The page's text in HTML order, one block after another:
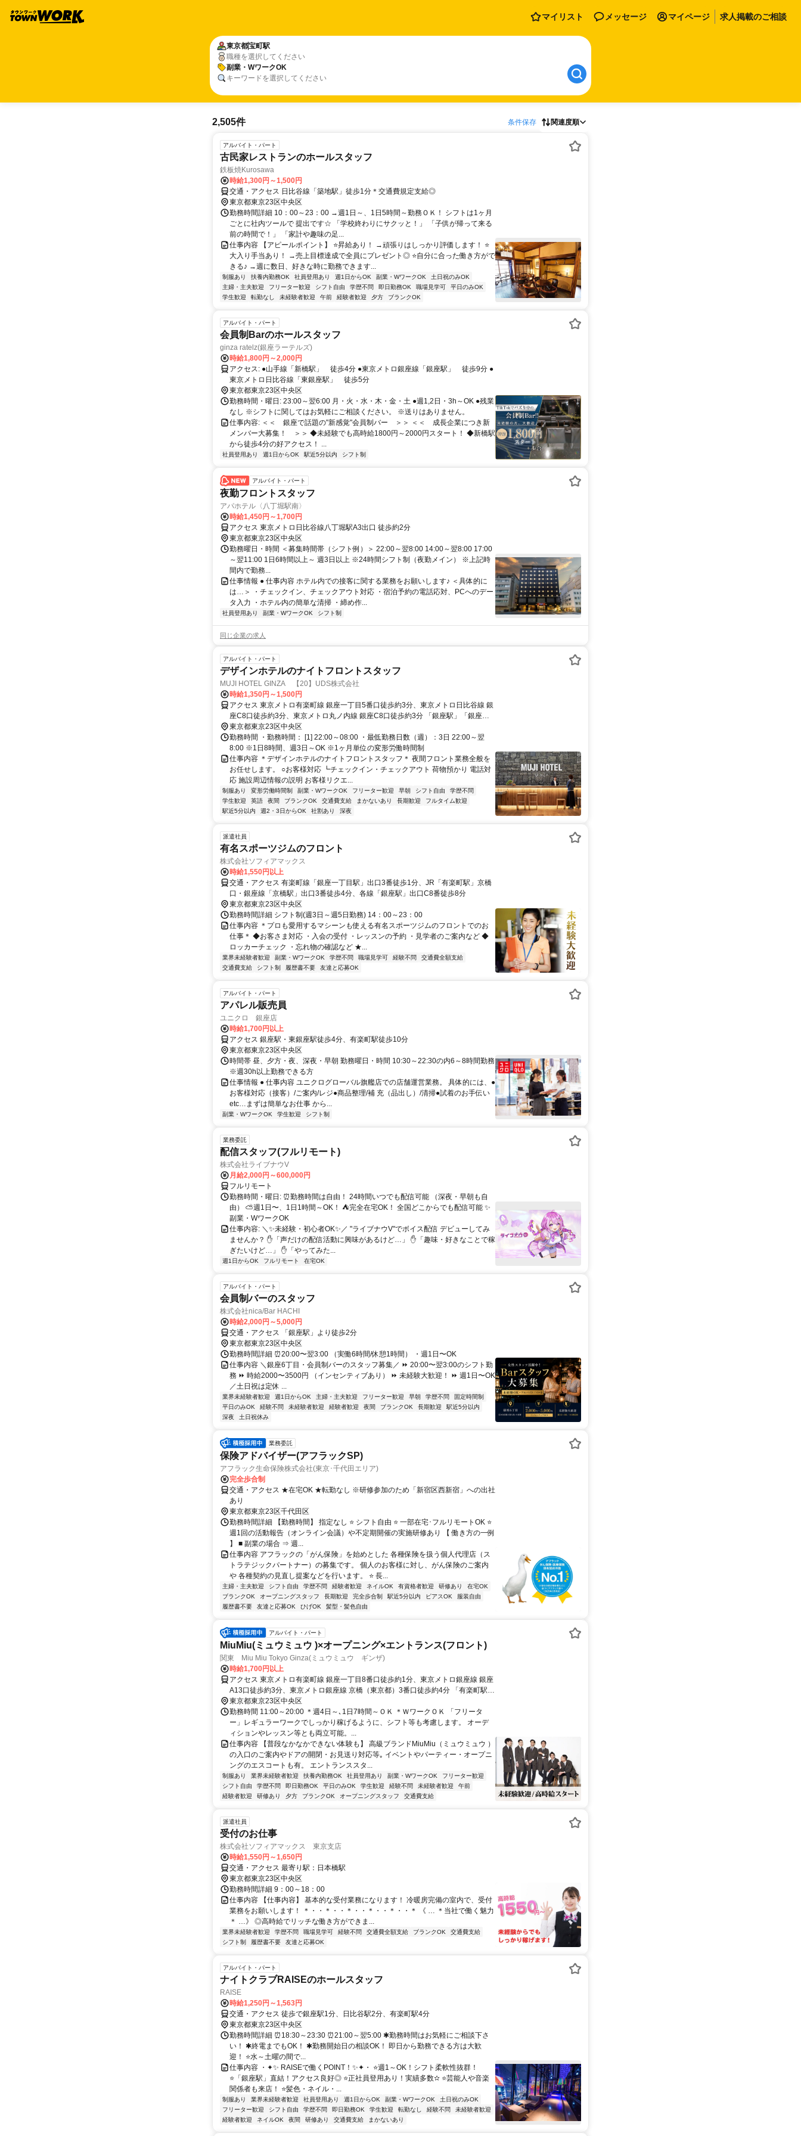
マイリスト メッセージ マイページ 求人掲載のご相談
東京都宝町駅
職種を選択してください
副業・WワークOK
キーワードを選択してください
2,505件 条件保存 関連度順
アルバイト・パート
古民家レストランのホールスタッフ
鉄板焼Kurosawa
時給1,300円～1,500円
交通・アクセス 日比谷線「築地駅」徒歩1分＊交通費規定支給◎
東京都東京23区中央区
勤務時間詳細 10：00～23：00 →週1日～、1日5時間～勤務ＯＫ！ シフトは1ヶ月
ごとに社内ツールで 提出です☆ 「学校終わりにサクッと！」 「子供が帰って来る
前の時間で！」 「家計や趣味の足...
仕事内容 【アピールポイント】 ⭐昇給あり！ →頑張りはしっかり評価します！ ⭐
大入り手当あり！ →売上目標達成で全員にプレゼント◎ ⭐自分に合った働き方がで
きる♪ →週に数日、好きな時に勤務できます...
制服あり 扶養内勤務OK 社員登用あり 週1日からOK 副業・WワークOK
土日祝のみOK
主婦・主夫歓迎
フリーター歓迎 シフト自由 学歴不問 即日勤務OK 職場見学可
平日のみOK
学生歓迎
転勤なし 未経験者歓迎 午前 経験者歓迎 夕方 ブランクOK
アルバイト・パート
会員制Barのホールスタッフ
ginza ratelz(銀座ラーテルズ)
時給1,800円～2,000円
アクセス: ●山手線「新橋駅」 徒歩4分 ●東京メトロ銀座線「銀座駅」 徒歩9分 ●
東京メトロ日比谷線「東銀座駅」 徒歩5分
東京都東京23区中央区
勤務時間・曜日: 23:00～翌6:00 月・火・水・木・金・土 ●週1,2日・3h～OK ●残業
なし ※シフトに関してはお気軽にご相談ください。 ※送りはありません。
仕事内容: ＜＜ 銀座で話題の"新感覚"会員制バー ＞＞ ＜＜ 成長企業につき新
メンバー大募集！ ＞＞ ◆未経験でも高時給1800円～2000円スタート！ ◆新橋駅
から徒歩4分の好アクセス！ ...
社員登用あり 週1日からOK 駅近5分以内 シフト制
アルバイト・パート
夜勤フロントスタッフ
アパホテル〈八丁堀駅南〉
時給1,450円～1,700円
アクセス 東京メトロ日比谷線八丁堀駅A3出口 徒歩約2分
東京都東京23区中央区
勤務曜日・時間 ＜募集時間帯（シフト例）＞ 22:00～翌8:00 14:00～翌8:00 17:00
～翌11:00 1日6時間以上～ 週3日以上 ※24時間シフト制（夜勤メイン） ※上記時
間内で勤務...
仕事情報 ● 仕事内容 ホテル内での接客に関する業務をお願いします♪ ＜具体的に
は…＞ ・チェックイン、チェックアウト対応 ・宿泊予約の電話応対、PCへのデー
タ入力 ・ホテル内の簡単な清掃 ・締め作...
社員登用あり 副業・WワークOK シフト制
同じ企業の求人
アルバイト・パート
デザインホテルのナイトフロントスタッフ
MUJI HOTEL GINZA 【20】UDS株式会社
時給1,350円～1,500円
アクセス 東京メトロ有楽町線 銀座一丁目5番口徒歩約3分、東京メトロ日比谷線 銀
座C8口徒歩約3分、東京メトロ丸ノ内線 銀座C8口徒歩約3分 「銀座駅」「銀座一
丁目駅」より徒歩3分
東京都東京23区中央区
勤務時間 ・勤務時間： [1] 22:00～08:00 ・最低勤務日数（週）：3日 22:00～翌
8:00 ※1日8時間、週3日～OK ※1ヶ月単位の変形労働時間制
仕事内容 ＊デザインホテルのナイトフロントスタッフ＊ 夜間フロント業務全般を
お任せします。 ○お客様対応 ┗チェックイン・チェックアウト 荷物預かり 電話対
応 施設周辺情報の説明 お客様リクエ...
制服あり 変形労働時間制 副業・WワークOK フリーター歓迎 早朝 シフト自由
学歴不問
学生歓迎
英語 夜間 ブランクOK 交通費支給 まかないあり 長期歓迎
フルタイム歓迎
駅近5分以内
週2・3日からOK 社割あり 深夜
派遣社員
有名スポーツジムのフロント
株式会社ソフィアマックス
時給1,550円以上
交通・アクセス 有楽町線「銀座一丁目駅」出口3番徒歩1分、JR「有楽町駅」京橋
口・銀座線「京橋駅」出口3番徒歩4分、各線「銀座駅」出口C8番徒歩8分
東京都東京23区中央区
勤務時間詳細 シフト制(週3日～週5日勤務) 14：00～23：00
仕事内容 ＊プロも愛用するマシーンも使える有名スポーツジムのフロントでのお
仕事＊ ◆お客さま対応 ・入会の受付 ・レッスンの予約 ・見学者のご案内など ◆
ロッカーチェック ・忘れ物の確認など ★...
業界未経験者歓迎 副業・WワークOK 学歴不問 職場見学可 経験不問
交通費全額支給
交通費支給
シフト制 履歴書不要 友達と応募OK
アルバイト・パート
アパレル販売員
ユニクロ 銀座店
時給1,700円以上
アクセス 銀座駅・東銀座駅徒歩4分、有楽町駅徒歩10分
東京都東京23区中央区
時間帯 昼、夕方・夜、深夜・早朝 勤務曜日・時間 10:30～22:30の内6～8時間勤務
※週30h以上勤務できる方
仕事情報 ● 仕事内容 ユニクログローバル旗艦店での店舗運営業務。 具体的には、●
お客様対応（接客）/ご案内/レジ●商品整理/補 充（品出し）/清掃●試着のお手伝い
etc…まずは簡単なお仕事 から...
副業・WワークOK 学生歓迎 シフト制
業務委託
配信スタッフ(フルリモート)
株式会社ライブナウV
月給2,000円～600,000円
フルリモート
勤務時間・曜日: ⏰勤務時間は自由！ 24時間いつでも配信可能 （深夜・早朝も自
由） ⛅週1日〜、1日1時間～OK！ ⛺完全在宅OK！ 全国どこからでも配信可能 ✨
副業・WワークOK
仕事内容: ＼✨未経験・初心者OK✨／ "ライブナウV"でボイス配信 デビューしてみ
ませんか？ ✋「声だけの配信活動に興味があるけど…」 ✋「趣味・好きなことで稼
ぎたいけど…」 ✋「やってみた...
週1日からOK フルリモート 在宅OK
アルバイト・パート
会員制バーのスタッフ
株式会社nica/Bar HACHI
時給2,000円～5,000円
交通・アクセス 「銀座駅」より徒歩2分
東京都東京23区中央区
勤務時間詳細 ⏰20:00〜翌3:00 （実働6時間/休憩1時間） ・週1日〜OK
仕事内容 ＼銀座6丁目・会員制バーのスタッフ募集／ ⏩ 20:00〜翌3:00のシフト勤
務 ⏩ 時給2000〜3500円 （インセンティブあり） ⏩ 未経験大歓迎！ ⏩ 週1日〜OK
／土日祝は定休 ...
業界未経験者歓迎 週1日からOK 主婦・主夫歓迎 フリーター歓迎 早朝 学歴不問
固定時間制
平日のみOK
経験不問 未経験者歓迎 経験者歓迎 夜間 ブランクOK 長期歓迎
駅近5分以内
深夜
土日祝休み
業務委託
保険アドバイザー(アフラックSP)
アフラック生命保険株式会社(東京･千代田エリア)
完全歩合制
交通・アクセス ★在宅OK ★転勤なし ※研修参加のため「新宿区西新宿」への出社
あり
東京都東京23区千代田区
勤務時間詳細 【勤務時間】 指定なし ⭐ シフト自由 ⭐ 一部在宅･フルリモートOK ⭐
週1回の活動報告（オンライン会議）や不定期開催の実施研修あり 【 働き方の一例
】 ■ 副業の場合 ⇒ 週...
仕事内容 アフラックの「がん保険」を始めとした 各種保険を扱う個人代理店（ス
トラテジックパートナー）の募集です。 個人のお客様に対し、がん保険のご案内
や 各種契約の見直し提案などを行います。 ⭐ 長...
主婦・主夫歓迎 シフト自由 学歴不問 経験者歓迎 ネイルOK 有資格者歓迎 研修あり
在宅OK
ブランクOK
オープニングスタッフ 長期歓迎 完全歩合制 駅近5分以内 ピアスOK
服装自由
履歴書不要
友達と応募OK ひげOK 髪型・髪色自由
アルバイト・パート
MiuMiu(ミュウミュウ )×オープニング×エントランス(フロント)
関東 Miu Miu Tokyo Ginza(ミュウミュウ ギンザ)
時給1,700円以上
アクセス 東京メトロ有楽町線 銀座一丁目8番口徒歩約1分、東京メトロ銀座線 銀座
A13口徒歩約3分、東京メトロ銀座線 京橋（東京都）3番口徒歩約4分 「有楽町駅」
徒歩5分/「東銀座駅」徒歩6分/「日比谷駅」徒歩7分/「東京駅」徒歩9分
東京都東京23区中央区
勤務時間 11:00～20:00 ＊週4日～､1日7時間～ＯＫ ＊ＷワークＯＫ 「フリータ
ー」レギュラーワークでしっかり稼げるように、シフト等も考慮します。 オーデ
ィションやレッスン等とも両立可能。...
仕事内容 【普段なかなかできない体験も】 高級ブランドMiuMiu（ミュウミュウ ）
の入口のご案内やドアの開閉・お見送り対応等｡ イベントやパーティー・オープニ
ングのエスコートも有。 エントランススタ...
制服あり 業界未経験者歓迎 扶養内勤務OK 社員登用あり 副業・WワークOK
フリーター歓迎
シフト自由
学歴不問 即日勤務OK 平日のみOK 学生歓迎 経験不問 未経験者歓迎
午前
経験者歓迎
研修あり 夕方 ブランクOK オープニングスタッフ 交通費支給
派遣社員
受付のお仕事
株式会社ソフィアマックス 東京支店
時給1,550円～1,650円
交通・アクセス 最寄り駅：日本橋駅
東京都東京23区中央区
勤務時間詳細 9：00～18：00
仕事内容 【仕事内容】 基本的な受付業務になります！ 冷暖房完備の室内で、受付
業務をお願いします！ ＊・・＊・・＊・・＊・・＊・・＊ 《 … ＊当社で働く魅力
＊ …》 ◎高時給でリッチな働き方ができま...
業界未経験者歓迎 学歴不問 職場見学可 経験不問 交通費全額支給 ブランクOK
交通費支給
シフト制
履歴書不要 友達と応募OK
アルバイト・パート
ナイトクラブRAISEのホールスタッフ
RAISE
時給1,250円～1,563円
交通・アクセス 徒歩で銀座駅1分、日比谷駅2分、有楽町駅4分
東京都東京23区中央区
勤務時間詳細 ⏰18:30～23:30 ⏰21:00～翌5:00 ✱勤務時間はお気軽にご相談下さ
い！ ✱終電までもOK！ ✱勤務開始日の相談OK！ 即日から勤務できる方は大歓
迎！ ⭐水～土曜の間で...
仕事内容 ・✦✨ RAISEで働くPOINT！✨✦・ ⭐週1～OK！シフト柔軟性抜群！
⭐「銀座駅」直結！アクセス良好◎ ⭐正社員登用あり！実績多数✫ ⭐芸能人や音楽
関係者も来店！ ⭐髪色・ネイル・...
制服あり 業界未経験者歓迎 社員登用あり 週1日からOK 副業・WワークOK
土日祝のみOK
フリーター歓迎
シフト自由 学歴不問 即日勤務OK 学生歓迎 転勤なし 経験不問
未経験者歓迎
経験者歓迎
ネイルOK 夜間 研修あり 交通費支給 まかないあり